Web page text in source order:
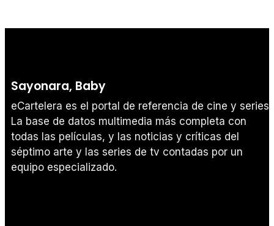
Sayonara, Baby
eCartelera es el portal de referencia de cine y series.
La base de datos multimedia más completa con
todas las películas, y las noticias y críticas del
séptimo arte y las series de tv contadas por un
equipo especializado.